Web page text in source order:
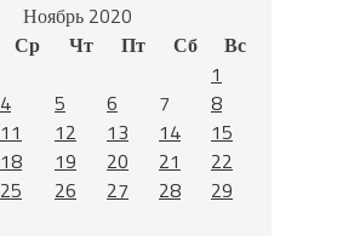
Ноябрь 2020
Ср Чт Пт Сб
Вс
1
4 5 6 7
8
11 12 13 14
15
18 19 20 21
22
25 26 27 28
29